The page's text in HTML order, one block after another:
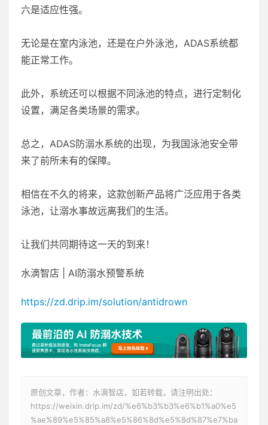
六是适应性强。
无论是在室内泳池，还是在户外泳池，ADAS系统都
能正常工作。
此外，系统还可以根据不同泳池的特点，进行定制化
设置，满足各类场景的需求。
总之，ADAS防溺水系统的出现，为我国泳池安全带
来了前所未有的保障。
相信在不久的将来，这款创新产品将广泛应用于各类
泳池，让溺水事故远离我们的生活。
让我们共同期待这一天的到来！
水滴智店 | AI防溺水预警系统
https://zd.drip.im/solution/antidrown
原创文章，作者：水滴智店，如若转载，请注明出处：
https://weixin.drip.im/zd/%e6%b3%b3%e6%b1%a0%e5
%ae%89%e5%85%a8%e5%86%8d%e5%8d%87%e7%ba